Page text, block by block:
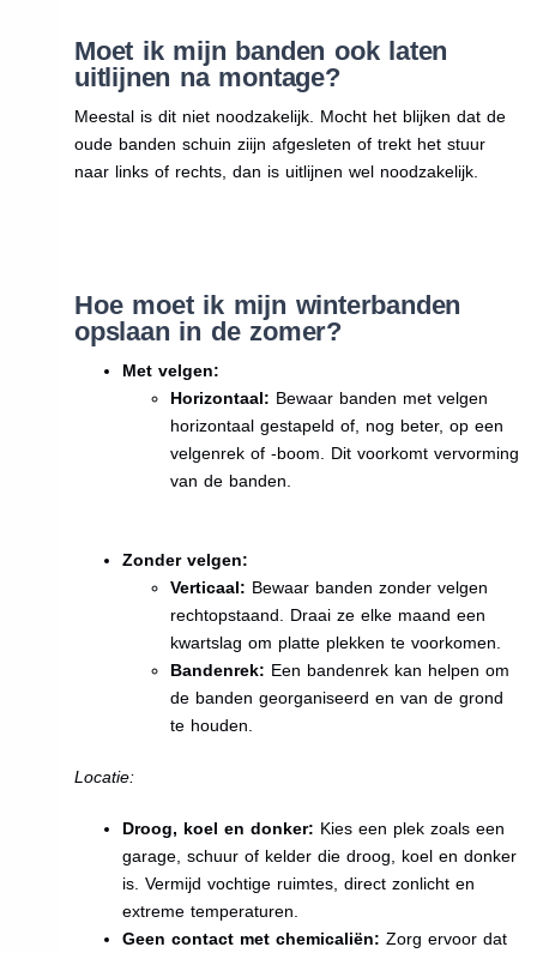
Moet ik mijn banden ook laten
uitlijnen na montage?
Meestal is dit niet noodzakelijk. Mocht het blijken dat de
oude banden schuin ziijn afgesleten of trekt het stuur
naar links of rechts, dan is uitlijnen wel noodzakelijk.
Hoe moet ik mijn winterbanden
opslaan in de zomer?
Met velgen:
Horizontaal: Bewaar banden met velgen
horizontaal gestapeld of, nog beter, op een
velgenrek of -boom. Dit voorkomt vervorming
van de banden.
Zonder velgen:
Verticaal: Bewaar banden zonder velgen
rechtopstaand. Draai ze elke maand een
kwartslag om platte plekken te voorkomen.
Bandenrek: Een bandenrek kan helpen om
de banden georganiseerd en van de grond
te houden.
Locatie:
Droog, koel en donker: Kies een plek zoals een
garage, schuur of kelder die droog, koel en donker
is. Vermijd vochtige ruimtes, direct zonlicht en
extreme temperaturen.
Geen contact met chemicaliën: Zorg ervoor dat